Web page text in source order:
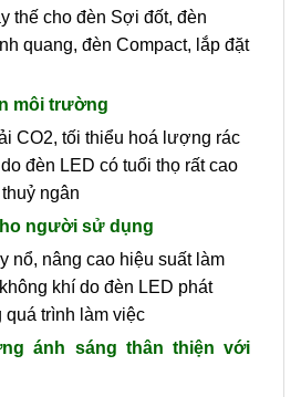
thế cho đèn Sợi đốt, đèn
quang, đèn Compact, lắp đặt
môi trường
CO2, tối thiểu hoá lượng rác
đèn LED có tuổi thọ rất cao
ngân
người sử dụng
nổ, nâng cao hiệu suất làm
khí do đèn LED phát
quá trình làm việc
ánh sáng thân thiện với